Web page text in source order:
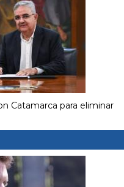
Catamarca para eliminar